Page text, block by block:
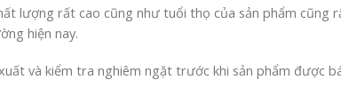
lượng rất cao cũng như tuổi thọ của sản phẩm cũng
hiện nay.
và kiểm tra nghiêm ngặt trước khi sản phẩm được